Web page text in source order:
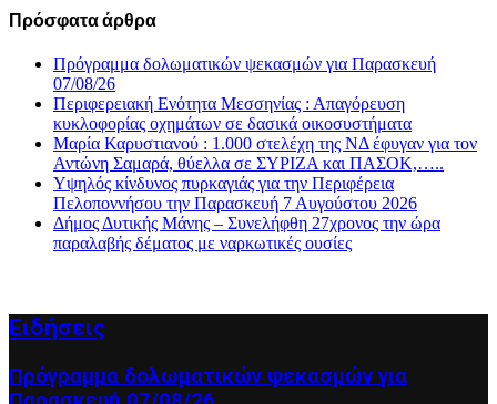
Πρόσφατα άρθρα
Πρόγραμμα δολωματικών ψεκασμών για Παρασκευή
07/08/26
Περιφερειακή Ενότητα Μεσσηνίας : Απαγόρευση
κυκλοφορίας οχημάτων σε δασικά οικοσυστήματα
Μαρία Καρυστιανού : 1.000 στελέχη της ΝΔ έφυγαν για τον
Αντώνη Σαμαρά, θύελλα σε ΣΥΡΙΖΑ και ΠΑΣΟΚ,…..
Υψηλός κίνδυνος πυρκαγιάς για την Περιφέρεια
Πελοποννήσου την Παρασκευή 7 Αυγούστου 2026
Δήμος Δυτικής Μάνης – Συνελήφθη 27χρονος την ώρα
παραλαβής δέματος με ναρκωτικές ουσίες
Ειδήσεις
Πρόγραμμα δολωματικών ψεκασμών για